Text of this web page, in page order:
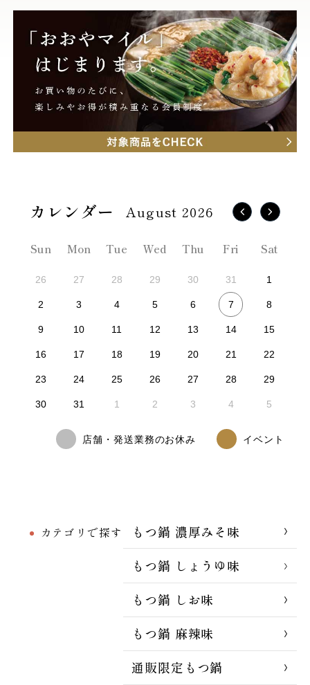
カテゴリで探す
もつ鍋 濃厚みそ味
もつ鍋 しょうゆ味
もつ鍋 しお味
もつ鍋 麻辣味
通販限定もつ鍋
August 2026
Sun Mon Tue Wed Thu Fri Sat
26 27 28 29 30 31 1
2 3 4 5 6 7 8
9 10 11 12 13 14 15
16 17 18 19 20 21 22
23 24 25 26 27 28 29
30 31 1 2 3 4 5
店舗・発送業務のお休み イベント